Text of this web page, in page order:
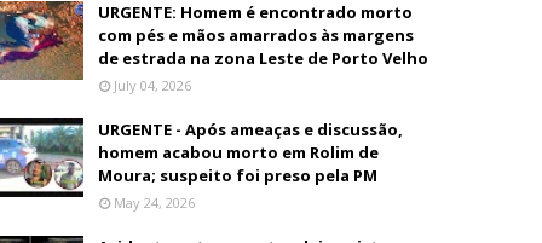
URGENTE: Homem é encontrado morto
com pés e mãos amarrados às margens
de estrada na zona Leste de Porto Velho
July 04, 2026
URGENTE - Após ameaças e discussão,
homem acabou morto em Rolim de
Moura; suspeito foi preso pela PM
May 24, 2026